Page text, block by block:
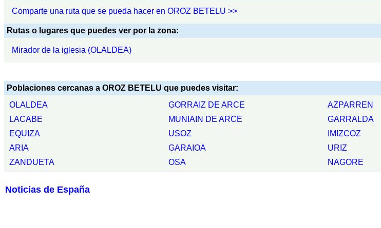
Comparte una ruta que se pueda hacer en OROZ BETELU >>
Rutas o lugares que puedes ver por la zona:
Mirador de la iglesia (OLALDEA)
Poblaciones cercanas a OROZ BETELU que puedes visitar:
OLALDEA
GORRAIZ DE ARCE AZPARREN
LACABE
MUNIAIN DE ARCE GARRALDA
EQUIZA
USOZ IMIZCOZ
ARIA
GARAIOA URIZ
ZANDUETA
OSA NAGORE
Noticias de España